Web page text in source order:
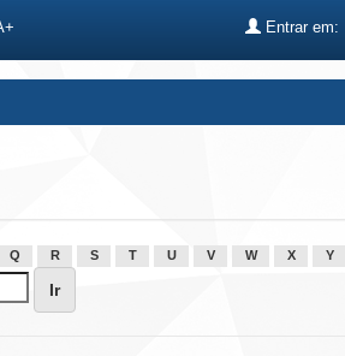
Entrar em:
Q R S T U V W X Y